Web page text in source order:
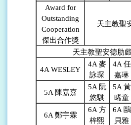
Award for
Outstanding
Cooperation
傑出合作獎
天主教聖
天主教聖安德肋
4A WESLEY
4A 麥
詠琛
4A 任
嘉琳
5A 陳嘉嘉
5A 阮
悠騏
5A 黃
晞童
6A 鄭宇霖
6A 方
梓熙
6A 鷗
貝雅